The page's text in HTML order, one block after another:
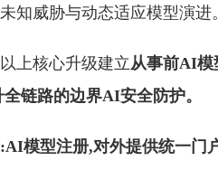
知威胁与动态适应模型演进。
上核心升级建立从事前AI模
链路的边界AI安全防护。
模型注册,对外提供统一门